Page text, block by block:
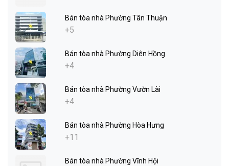
Bán tòa nhà Phường Tân Thuận
+5
Bán tòa nhà Phường Diên Hồng
+4
Bán tòa nhà Phường Vườn Lài
+4
Bán tòa nhà Phường Hòa Hưng
+11
Bán tòa nhà Phường Vĩnh Hội